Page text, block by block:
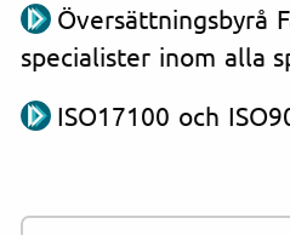
Översättningsbyrå
specialister inom alla
ISO17100 och